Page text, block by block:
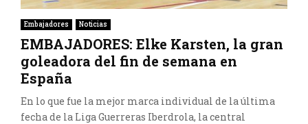
Embajadores Noticias
EMBAJADORES: Elke Karsten, la gran
goleadora del fin de semana en
España
En lo que fue la mejor marca individual de la última
fecha de la Liga Guerreras Iberdrola, la central